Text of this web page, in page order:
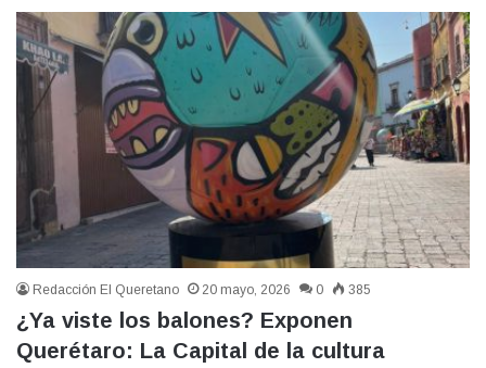
Redacción El Queretano 20 mayo, 2026 0 385
¿Ya viste los balones? Exponen
Querétaro: La Capital de la cultura